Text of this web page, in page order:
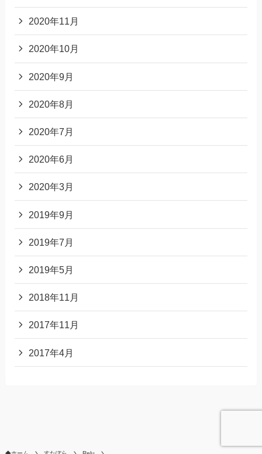
2020年11月
2020年10月
2020年9月
2020年8月
2020年7月
2020年6月
2020年3月
2019年9月
2019年7月
2019年5月
2018年11月
2017年11月
2017年4月